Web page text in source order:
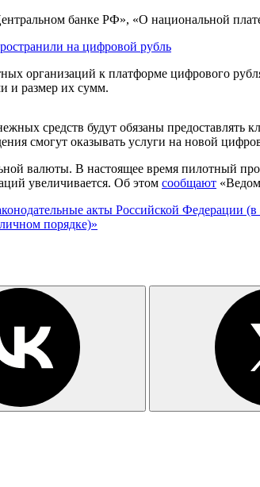
банке РФ», «О национальной
на цифровой рубль
организаций к платформе цифрового
и размер их сумм.
средств будут обязаны
смогут оказывать услуги на новой
валюты. В настоящее время пилотный
увеличивается. Об этом сообщают
акты Российской Федерации
порядке)»